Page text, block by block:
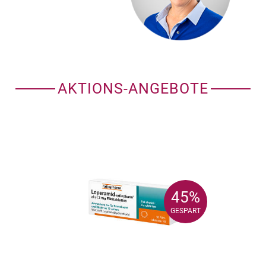
AKTIONS-ANGEBOTE
45%
GESPART
45%
GESPART